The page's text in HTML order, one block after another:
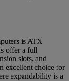
is ATX
offer a full
slots, and
excellent choice for
expandability is a